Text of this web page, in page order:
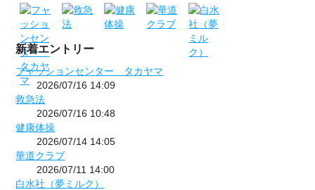
新着エントリー
フャッションセンター タカヤマ
2026/07/16 14:09
救急法
2026/07/16 10:48
健康体操
2026/07/14 14:05
華道クラブ
2026/07/11 14:00
白水社（夢ミルク）